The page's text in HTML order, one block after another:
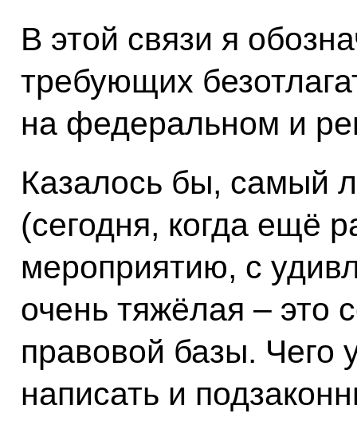
В этой связи я
требующих
на федеральном и
Казалось бы, самый
(сегодня, когда ещё
мероприятию, с
очень тяжёлая – это
правовой базы.
написать и